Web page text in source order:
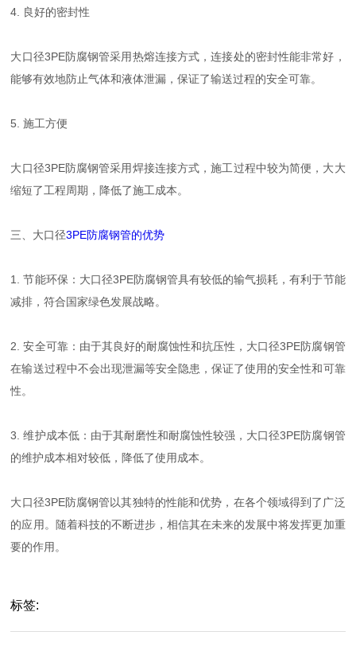
4. 良好的密封性
大口径3PE防腐钢管采用热熔连接方式，连接处的密封性能非常好，
能够有效地防止气体和液体泄漏，保证了输送过程的安全可靠。
5. 施工方便
大口径3PE防腐钢管采用焊接连接方式，施工过程中较为简便，大大
缩短了工程周期，降低了施工成本。
三、大口径3PE防腐钢管的优势
1. 节能环保：大口径3PE防腐钢管具有较低的输气损耗，有利于节能
减排，符合国家绿色发展战略。
2. 安全可靠：由于其良好的耐腐蚀性和抗压性，大口径3PE防腐钢管
在输送过程中不会出现泄漏等安全隐患，保证了使用的安全性和可靠
性。
3. 维护成本低：由于其耐磨性和耐腐蚀性较强，大口径3PE防腐钢管
的维护成本相对较低，降低了使用成本。
大口径3PE防腐钢管以其独特的性能和优势，在各个领域得到了广泛
的应用。随着科技的不断进步，相信其在未来的发展中将发挥更加重
要的作用。
标签: